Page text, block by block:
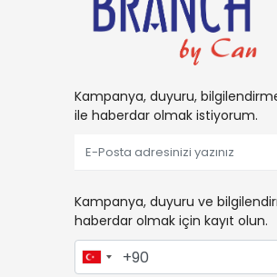
Kampanya, duyuru,
ile haberdar olmak istiyorum.
Kampanya, duyuru ve
haberdar olmak için kayıt olun.